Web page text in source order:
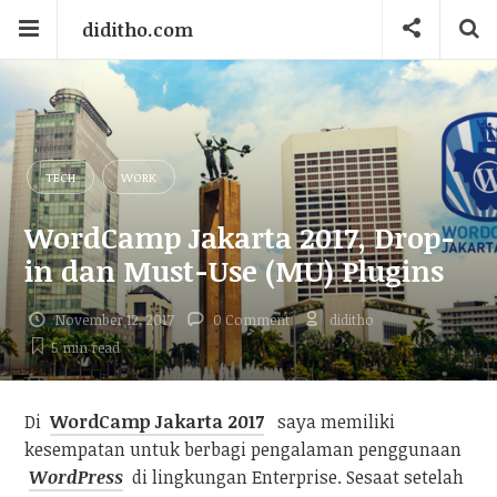
diditho.com
TECH WORK
WordCamp Jakarta 2017, Drop-
in dan Must-Use (MU) Plugins
November 12, 2017 0 Comment
diditho
5 minread
Di WordCamp Jakarta 2017 saya memiliki
kesempatan untuk berbagi pengalaman penggunaan
WordPress di lingkungan Enterprise. Sesaat setelah